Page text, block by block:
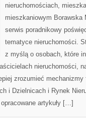
nieruchomościach,
mieszkaniowym Borawska
serwis poradnikowy
tematyce nieruchomości.
z myślą o osobach, które
nieruchomości,
zrozumieć mechanizmy
i Dzielnicach i Rynek
artykuły […]